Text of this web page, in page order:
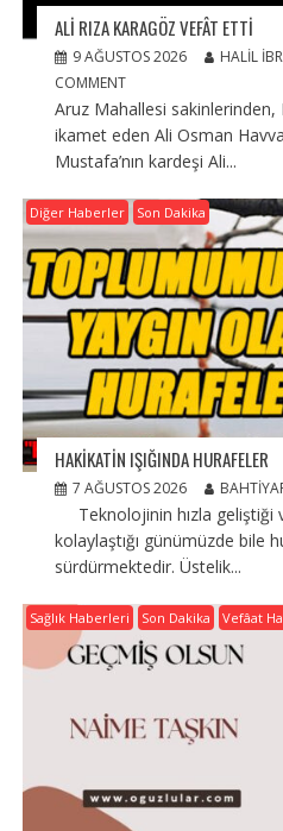
ALI RIZA KARAGÖZ VEFÂT ETTI
9 AĞUSTOS 2026 HALIL
COMMENT
Aruz Mahallesi sakinlerinden,
ikamet eden Ali Osman
Mustafa’nın kardeşi Ali...
Diğer Haberler Son Dakika
HAKİKATİN IŞIĞINDA HURAFELER
7 AĞUSTOS 2026
Teknolojinin hızla geliştiği
kolaylaştığı günümüzde bile
sürdürmektedir. Üstelik...
Sağlık Haberleri Son Dakika Vefâat